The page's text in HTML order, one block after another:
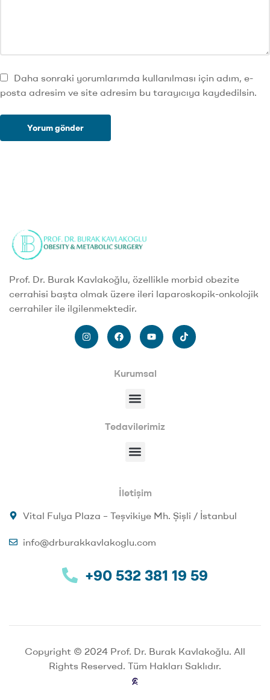
Daha sonraki yorumlarımda kullanılması için adım, e-
posta adresim ve site adresim bu tarayıcıya kaydedilsin.
Prof. Dr. Burak Kavlakoğlu, özellikle morbid obezite
cerrahisi başta olmak üzere ileri laparoskopik-onkolojik
cerrahiler ile ilgilenmektedir.
Kurumsal
Tedavilerimiz
İletişim
Vital Fulya Plaza – Teşvikiye Mh. Şişli / İstanbul
info@drburakkavlakoglu.com
+90 532 381 19 59
Copyright © 2024 Prof. Dr. Burak Kavlakoğlu. All
Rights Reserved. Tüm Hakları Saklıdır.